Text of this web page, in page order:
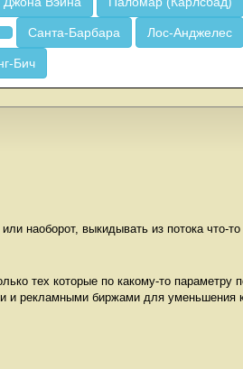
Санта-Барбара Лос-Анджелес
Бич
наоборот, выкидывать из потока что-то
тех которые по какому-то параметру
и рекламными биржами для уменьшения